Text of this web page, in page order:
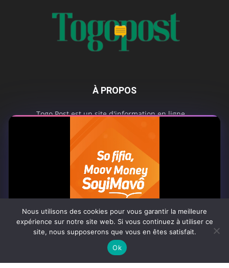
À PROPOS
Togo Post est un site d'information en ligne ...
Contactez-nous:contact@togopost.tg
SUIVEZ NOUS
Africa-Newsroom Contact Activités du site
Nous utilisons des cookies pour vous garantir la meilleure
expérience sur notre site web. Si vous continuez à utiliser ce
site, nous supposerons que vous en êtes satisfait.
Ok